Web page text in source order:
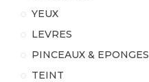
YEUX
LEVRES
PINCEAUX & EPONGES
TEINT